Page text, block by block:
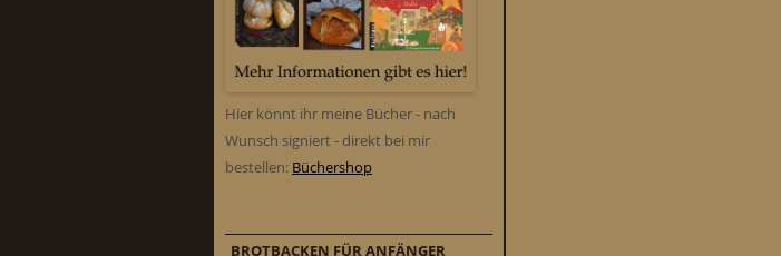
Hier könnt ihr meine Bücher - nach
Wunsch signiert - direkt bei mir
bestellen: Büchershop
BROTBACKEN FÜR ANFÄNGER